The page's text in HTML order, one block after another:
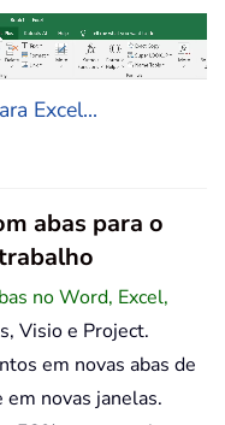
Excel...
abas para o
no Word, Excel,
Visio e Project.
em novas abas de
em novas janelas.